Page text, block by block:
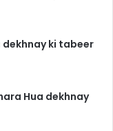
dekhnay ki tabeer
Hua dekhnay